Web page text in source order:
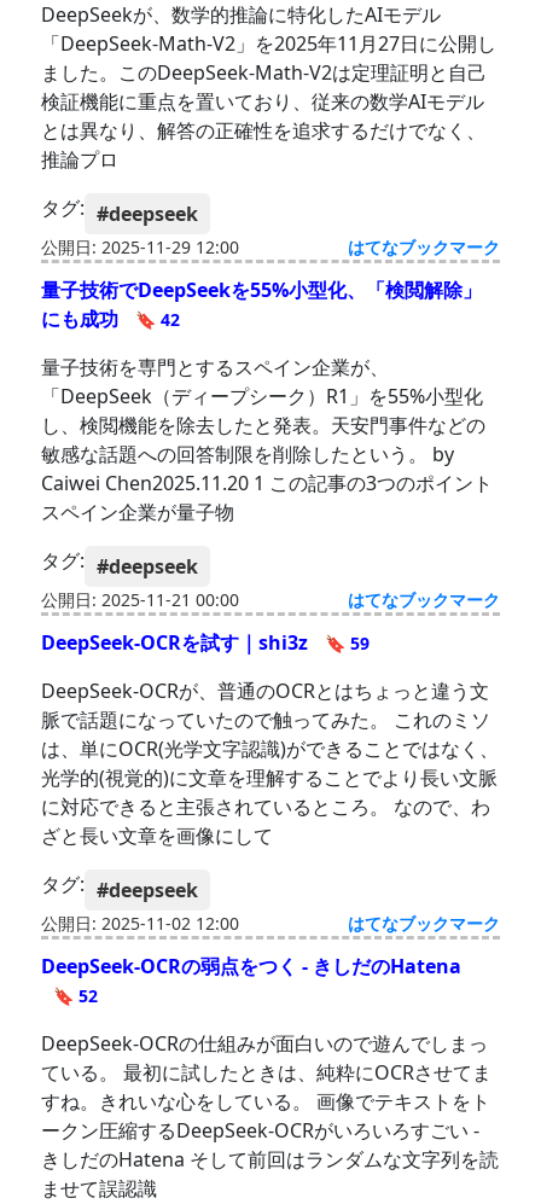
DeepSeekが、数学的推論に特化したAIモデル
「DeepSeek-Math-V2」を2025年11月27日に公開し
ました。このDeepSeek-Math-V2は定理証明と自己
検証機能に重点を置いており、従来の数学AIモデル
とは異なり、解答の正確性を追求するだけでなく、
推論プロ
タグ: #deepseek
公開日: 2025-11-29 12:00 はてなブックマーク
量子技術でDeepSeekを55%小型化、「検閲解除」
にも成功
🔖 42
量子技術を専門とするスペイン企業が、
「DeepSeek（ディープシーク）R1」を55%小型化
し、検閲機能を除去したと発表。天安門事件などの
敏感な話題への回答制限を削除したという。 by
Caiwei Chen2025.11.20 1 この記事の3つのポイント
スペイン企業が量子物
タグ: #deepseek
公開日: 2025-11-21 00:00 はてなブックマーク
DeepSeek-OCRを試す｜shi3z 🔖 59
DeepSeek-OCRが、普通のOCRとはちょっと違う文
脈で話題になっていたので触ってみた。 これのミソ
は、単にOCR(光学文字認識)ができることではなく、
光学的(視覚的)に文章を理解することでより長い文脈
に対応できると主張されているところ。 なので、わ
ざと長い文章を画像にして
タグ: #deepseek
公開日: 2025-11-02 12:00 はてなブックマーク
DeepSeek-OCRの弱点をつく - きしだのHatena
🔖 52
DeepSeek-OCRの仕組みが面白いので遊んでしまっ
ている。 最初に試したときは、純粋にOCRさせてま
すね。きれいな心をしている。 画像でテキストをト
ークン圧縮するDeepSeek-OCRがいろいろすごい -
きしだのHatena そして前回はランダムな文字列を読
ませて誤認識